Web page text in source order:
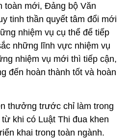
toàn mới, Đảng bộ Văn
tinh thần quyết tâm đổi mới
nhiệm vụ cụ thể để tiếp
những lĩnh vực nhiệm vụ
nhiệm vụ mới thì tiếp cận,
đến hoàn thành tốt và hoàn
thưởng trước chỉ làm trong
khi có Luật Thi đua khen
khai trong toàn ngành.